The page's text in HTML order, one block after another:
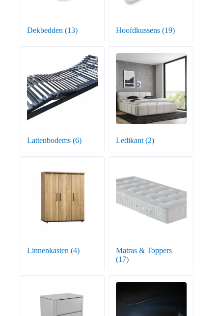
Dekbedden (13) Hoofdkussens (19)
Lattenbodems (6) Ledikant (2)
Linnenkasten (4)
Matras & Toppers
(17)